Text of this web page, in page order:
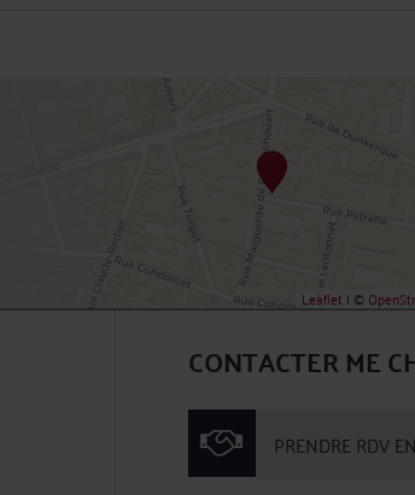
Leaflet | ©
CONTACTER ME
PRENDRE RDV